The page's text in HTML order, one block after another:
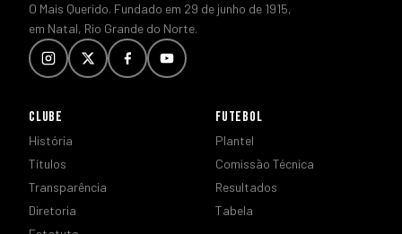
O Mais Querido. Fundado em 29 de junho de 1915,
em Natal, Rio Grande do Norte.
CLUBE
História
Títulos
Transparência
Diretoria
FUTEBOL
Plantel
Comissão Técnica
Resultados
Tabela